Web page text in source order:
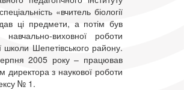
«вчитель біології
ці предмети, а потім був
виховної роботи
школи Шепетівського району.
2005 року – працював
директора з наукової роботи
№ 1.